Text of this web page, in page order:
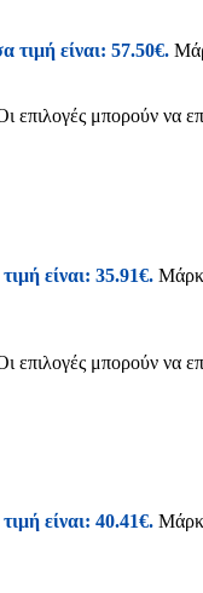
τιμή είναι: 57.50€.
επιλογές μπορούν να
είναι: 35.91€.
επιλογές μπορούν να
είναι: 40.41€.